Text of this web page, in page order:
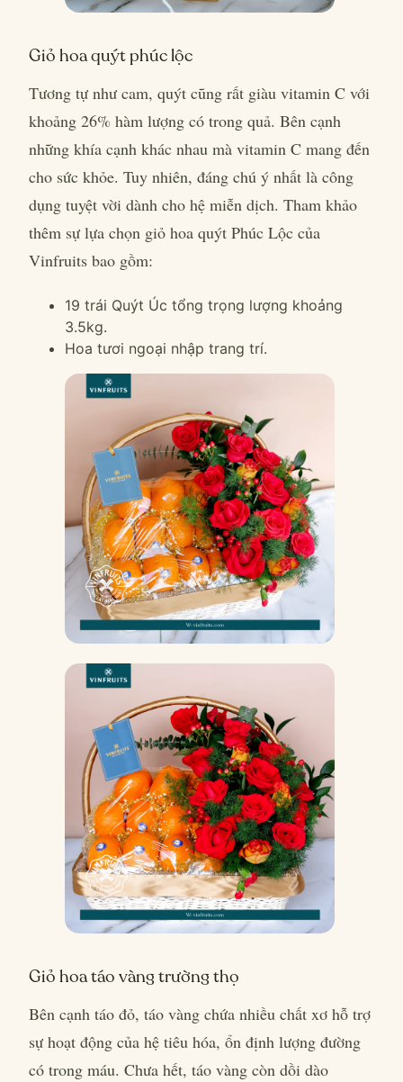
Giỏ hoa quýt phúc lộc
Tương tự như cam, quýt cũng rất giàu vitamin C với
khoảng 26% hàm lượng có trong quả. Bên cạnh
những khía cạnh khác nhau mà vitamin C mang đến
cho sức khỏe. Tuy nhiên, đáng chú ý nhất là công
dụng tuyệt vời dành cho hệ miễn dịch. Tham khảo
thêm sự lựa chọn giỏ hoa quýt Phúc Lộc của
Vinfruits bao gồm:
19 trái Quýt Úc tổng trọng lượng khoảng
3.5kg.
Hoa tươi ngoại nhập trang trí.
Giỏ hoa táo vàng trường thọ
Bên cạnh táo đỏ, táo vàng chứa nhiều chất xơ hỗ trợ
sự hoạt động của hệ tiêu hóa, ổn định lượng đường
có trong máu. Chưa hết, táo vàng còn dồi dào